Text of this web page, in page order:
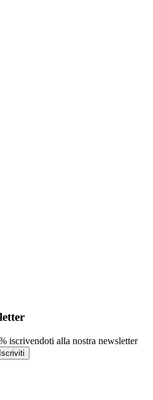
iscrivendoti alla nostra newsletter
Iscriviti